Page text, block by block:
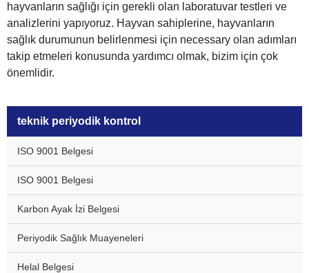
teknik periyodik kontrol
ISO 9001 Belgesi
ISO 9001 Belgesi
Karbon Ayak İzi Belgesi
Periyodik Sağlık Muayeneleri
Helal Belgesi
hayvanların sağlığı için gerekli olan laboratuvar testleri ve
analizlerini yapıyoruz. Hayvan sahiplerine, hayvanların
sağlık durumunun belirlenmesi için necessary olan adımları
takip etmeleri konusunda yardımcı olmak, bizim için çok
önemlidir.